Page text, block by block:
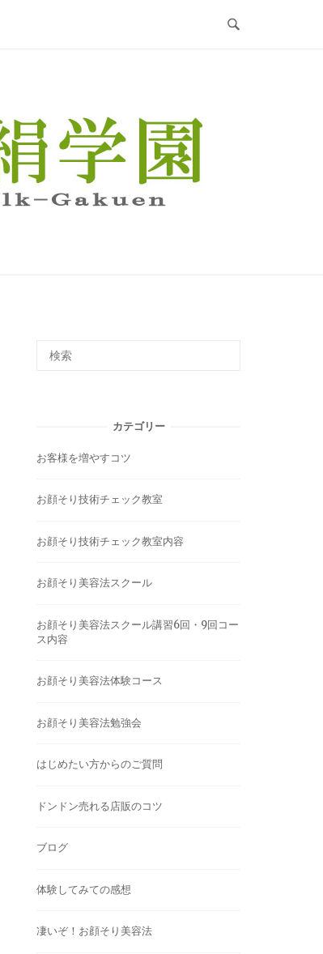
カテゴリー
お客様を増やすコツ
お顔そり技術チェック教室
お顔そり技術チェック教室内容
お顔そり美容法スクール
お顔そり美容法スクール講習6回・9回コー
ス内容
お顔そり美容法体験コース
お顔そり美容法勉強会
はじめたい方からのご質問
ドンドン売れる店販のコツ
ブログ
体験してみての感想
凄いぞ！お顔そり美容法